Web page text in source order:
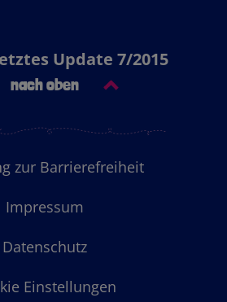
Update 7/2015​
nach oben
zur Barrierefreiheit
Impressum
Datenschutz
Einstellungen